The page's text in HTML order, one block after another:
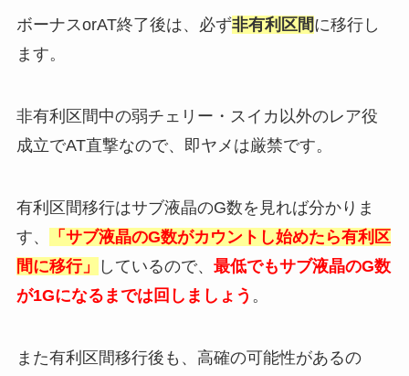
ボーナスorAT終了後は、必ず非有利区間に移行し
ます。
非有利区間中の弱チェリー・スイカ以外のレア役
成立でAT直撃なので、即ヤメは厳禁です。
有利区間移行はサブ液晶のG数を見れば分かりま
す、
「サブ液晶のG数がカウントし始めたら有利区
間に移行」
しているので、 最低でもサブ液晶のG数
が1Gになるまでは回しましょう 。
また有利区間移行後も、高確の可能性があるの